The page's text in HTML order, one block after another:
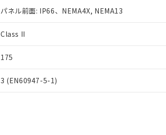
パネル前面: IP66、NEMA4X, NEMA13
Class II
175
3 (EN60947-5-1)